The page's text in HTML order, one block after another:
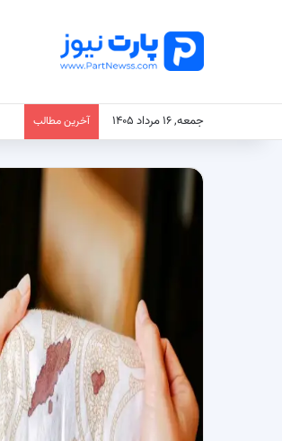
جمعه, ۱۶ مرداد ۱۴۰۵ آخرین مطالب